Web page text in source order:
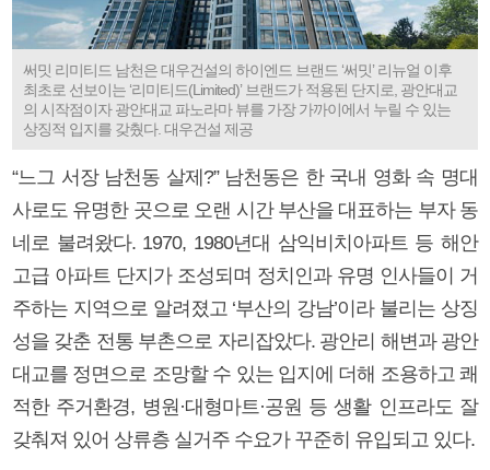
써밋 리미티드 남천은 대우건설의 하이엔드 브랜드 ‘써밋’ 리뉴얼 이후
최초로 선보이는 ‘리미티드(Limited)’ 브랜드가 적용된 단지로, 광안대교
의 시작점이자 광안대교 파노라마 뷰를 가장 가까이에서 누릴 수 있는
상징적 입지를 갖췄다. 대우건설 제공
“느그 서장 남천동 살제?” 남천동은 한 국내 영화 속 명대
사로도 유명한 곳으로 오랜 시간 부산을 대표하는 부자 동
네로 불려왔다. 1970, 1980년대 삼익비치아파트 등 해안
고급 아파트 단지가 조성되며 정치인과 유명 인사들이 거
주하는 지역으로 알려졌고 ‘부산의 강남’이라 불리는 상징
성을 갖춘 전통 부촌으로 자리잡았다. 광안리 해변과 광안
대교를 정면으로 조망할 수 있는 입지에 더해 조용하고 쾌
적한 주거환경, 병원·대형마트·공원 등 생활 인프라도 잘
갖춰져 있어 상류층 실거주 수요가 꾸준히 유입되고 있다.